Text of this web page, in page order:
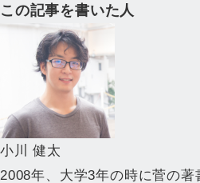
この記事を書いた人
小川 健太
2008年、大学3年の時に菅の